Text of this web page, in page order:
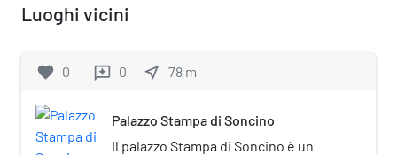
Luoghi vicini
favorite 0 reviews 0 near_me 78 m
Palazzo Stampa di Soncino
Il palazzo Stampa di Soncino è un